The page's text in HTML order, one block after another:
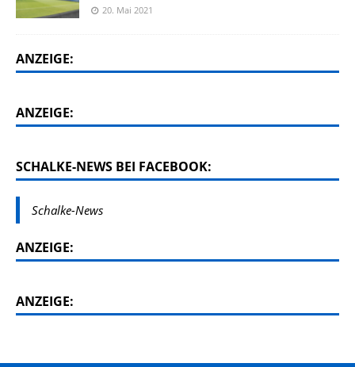
20. Mai 2021
ANZEIGE:
ANZEIGE:
SCHALKE-NEWS BEI FACEBOOK:
Schalke-News
ANZEIGE:
ANZEIGE: